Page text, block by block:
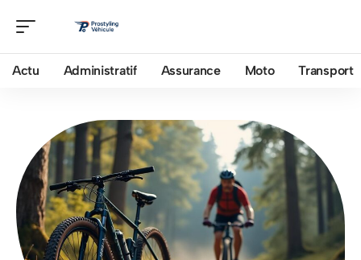
Actu Administratif Assurance Moto Transport